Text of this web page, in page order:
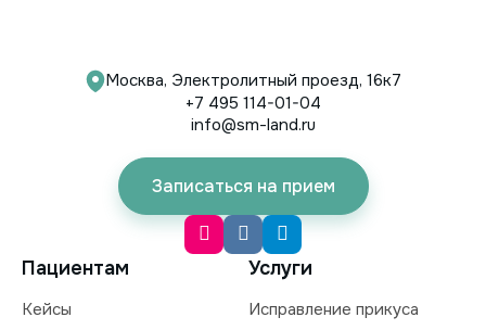
Москва, Электролитный проезд, 16к7
+7 495 114-01-04
info@sm-land.ru
Записаться на прием
Пациентам
Кейсы
Услуги
Исправление прикуса